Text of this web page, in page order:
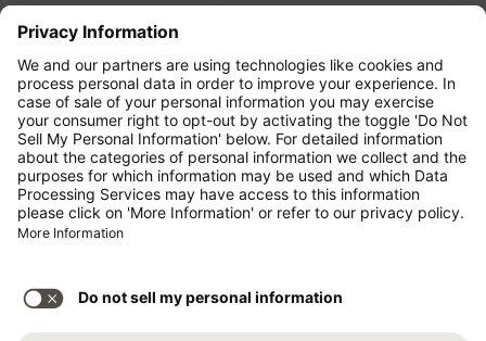
letzten 24 Stunden verfügbar und sind
möglicherweise nicht mehr aktuell. Bei den für die
Economy Class angegebenen Tarifen handelt es
sich i.d.R. um Economy Zero, unsere restriktivste
Tarifoption. Es können hierfür zusätzliche Gebühren
fürAufgabegepäck oder für andere optionale
Leistungen anfallen. Es gelten dieAllgemeinen
Geschäftsbedingungen .